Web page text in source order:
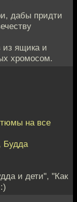
дабы придти
ящика и
хромосом.
на все
Будда
и дети", "Как